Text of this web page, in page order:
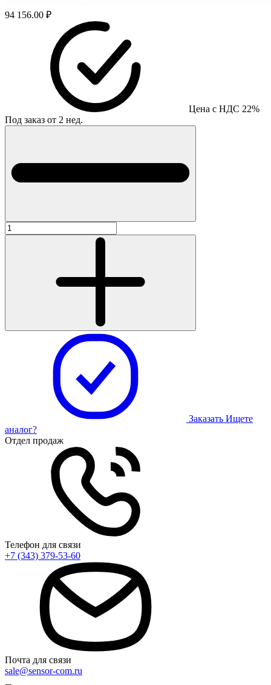
94 156.00 ₽
Цена с НДС 22%
Под заказ от 2 нед.
Заказать Ищете
аналог?
Отдел продаж
Телефон для связи
+7 (343) 379-53-60
Почта для связи
sale@sensor-com.ru